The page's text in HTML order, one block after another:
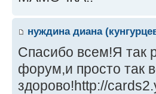
нуждина диана
Спасибо всем!Я так
форум,и просто так
здорово!http://